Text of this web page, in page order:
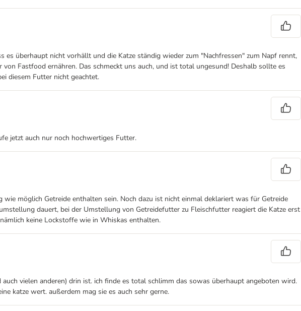
überhaupt nicht vorhällt und die Katze ständig wieder zum "Nachfressen" zum Napf rennt,
Fastfood ernähren. Das schmeckt uns auch, und ist total ungesund! Deshalb sollte es
diesem Futter nicht geachtet.
jetzt auch nur noch hochwertiges Futter.
möglich Getreide enthalten sein. Noch dazu ist nicht einmal deklariert was für Getreide
dauert, bei der Umstellung von Getreidefutter zu Fleischfutter reagiert die Katze erst
keine Lockstoffe wie in Whiskas enthalten.
vielen anderen) drin ist. ich finde es total schlimm das sowas überhaupt angeboten wird.
katze wert. außerdem mag sie es auch sehr gerne.